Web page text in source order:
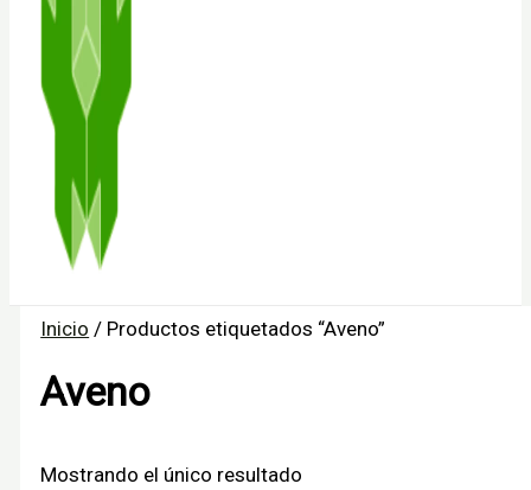
Inicio / Productos etiquetados “Aveno”
Aveno
Mostrando el único resultado